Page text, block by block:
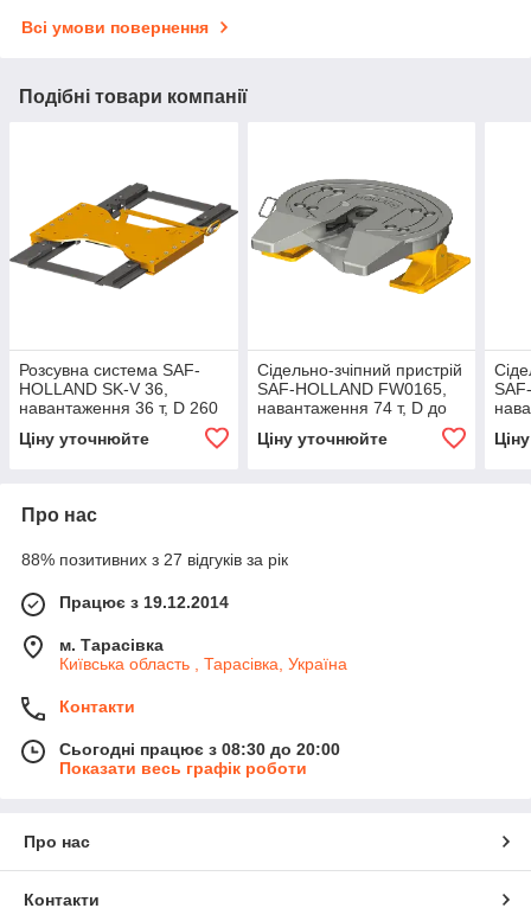
Всі умови повернення
Подібні товари компанії
Розсувна система SAF-
HOLLAND SK-V 36,
навантаження 36 т, D 260
Ціну уточнюйте
Сідельно-зчіпний пристрій
SAF-HOLLAND FW0165,
навантаження 74 т, D до
мм
Ціну уточнюйте
Про нас
88% позитивних з 27 відгуків за рік
Працює з 19.12.2014
м. Тарасівка
Київська область , Тарасівка, Україна
Контакти
Сьогодні працює з 08:30 до 20:00
Показати весь графік роботи
Про нас
Контакти